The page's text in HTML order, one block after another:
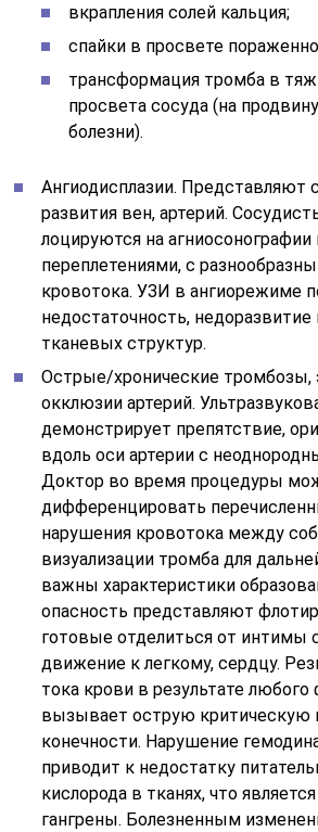
вкрапления солей кальция;
спайки в просвете
трансформация тромба в
просвета сосуда (на
болезни).
Ангиодисплазии. Представляют
развития вен, артерий.
лоцируются на агниосонографии
переплетениями, с
кровотока. УЗИ в ангиорежиме
недостаточность, недоразвитие
тканевых структур.
Острые/хронические тромбозы,
окклюзии артерий.
демонстрирует препятствие,
вдоль оси артерии с
Доктор во время процедуры
дифференцировать
нарушения кровотока между
визуализации тромба для
важны характеристики
опасность представляют
готовые отделиться от интимы
движение к легкому, сердцу.
тока крови в результате любого
вызывает острую
конечности. Нарушение
приводит к недостатку
кислорода в тканях, что
гангрены. Болезненным